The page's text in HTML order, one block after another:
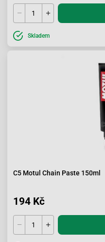
Skladem
C5 Motul Chain Paste 150ml
194 Kč